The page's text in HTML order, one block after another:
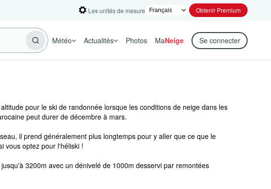
Les unités de mesure Obtenir Premium
Météo Actualités Photos MaNeige Se connecter
pour le ski de randonnée lorsque les conditions de neige dans les
peut durer de décembre à mars.
il prend généralement plus longtemps pour y aller que ce que le
vous optez pour l'héliski !
3200m avec un dénivelé de 1000m desservi par remontées